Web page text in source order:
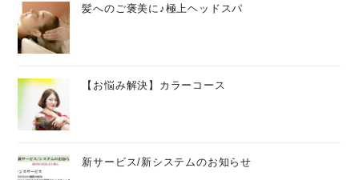
髪へのご褒美に♪極上ヘッドスパ
【お悩み解決】カラーコース
新サービス/新システムのお知らせ